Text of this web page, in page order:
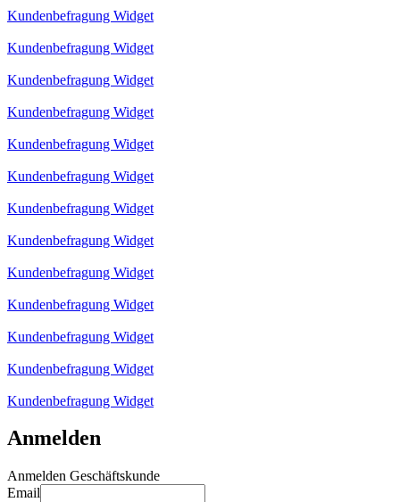
Kundenbefragung Widget
Kundenbefragung Widget
Kundenbefragung Widget
Kundenbefragung Widget
Kundenbefragung Widget
Kundenbefragung Widget
Kundenbefragung Widget
Kundenbefragung Widget
Kundenbefragung Widget
Kundenbefragung Widget
Kundenbefragung Widget
Kundenbefragung Widget
Kundenbefragung Widget
Anmelden
Anmelden Geschäftskunde
Email